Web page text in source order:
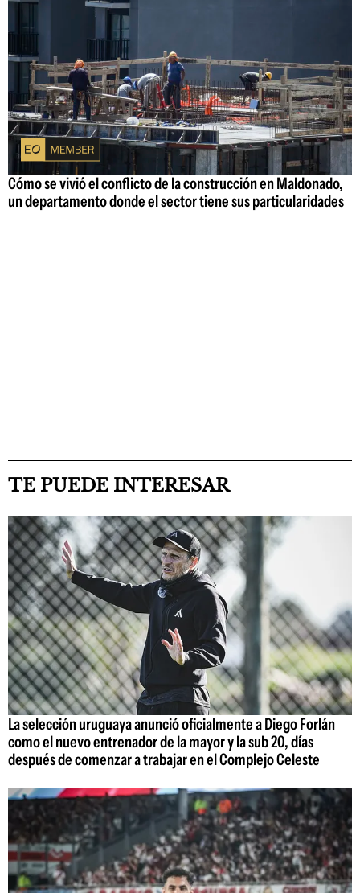
Cómo se vivió el conflicto de la construcción en Maldonado,
un departamento donde el sector tiene sus particularidades
TE PUEDE INTERESAR
La selección uruguaya anunció oficialmente a Diego Forlán
como el nuevo entrenador de la mayor y la sub 20, días
después de comenzar a trabajar en el Complejo Celeste